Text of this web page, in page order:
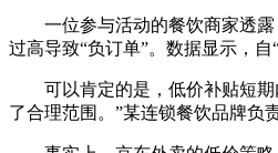
一位参与活动的餐饮商家透露
过高导致“负订单”。数据显示，
可以肯定的是，低价补贴短期
了合理范围。”某连锁餐饮品牌负